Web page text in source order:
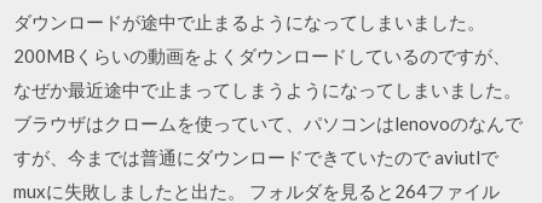
ダウンロードが途中で止まるようになってしまいました。
200MBくらいの動画をよくダウンロードしているのですが、
なぜか最近途中で止まってしまうようになってしまいました。
ブラウザはクロームを使っていて、パソコンはlenovoのなんで
すが、今までは普通にダウンロードできていたので aviutlで
muxに失敗しましたと出た。 フォルダを見ると264ファイル